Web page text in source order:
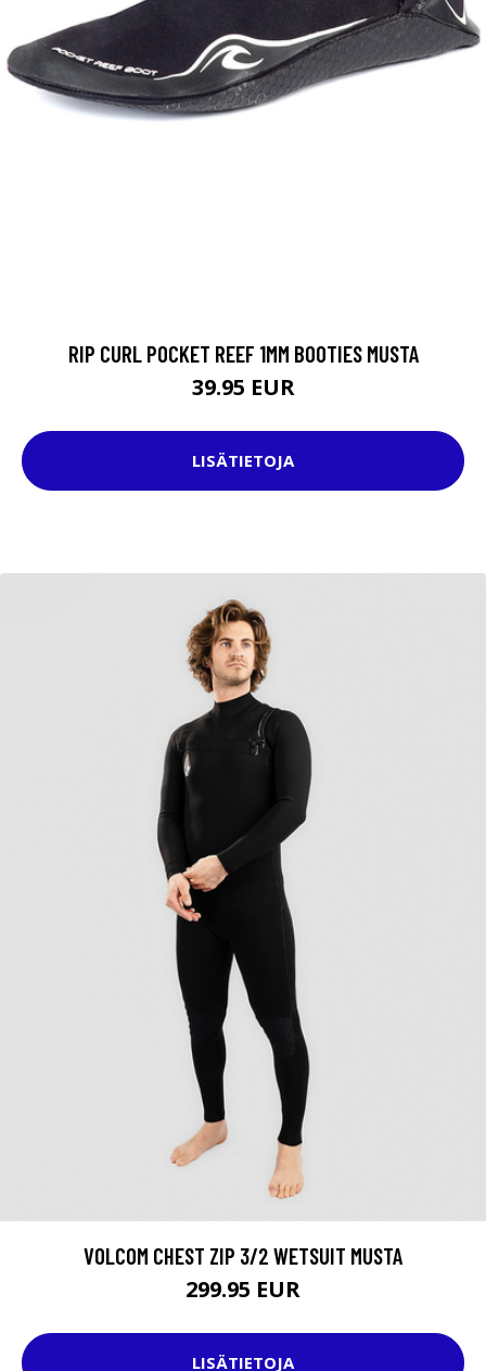
RIP CURL POCKET REEF 1MM BOOTIES MUSTA
39.95 EUR
LISÄTIETOJA
VOLCOM CHEST ZIP 3/2 WETSUIT MUSTA
299.95 EUR
LISÄTIETOJA